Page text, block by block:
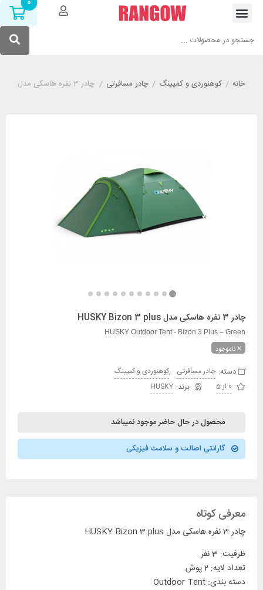
خانه/ کوهنوردی و کمپینگ/ چادر مسافرتی/ چادر 3 نفره هاسکی مدل HUSKY Bizon 3 plus
چادر 3 نفره هاسکی مدل HUSKY Bizon 3 plus
ناموجود
HUSKY Outdoor Tent - Bizon 3 Plus – Green
دسته: چادر مسافرتی
کوهنوردی و کمپینگ
0 از 5
HUSKY
محصول در حال حاضر موجود نمیباشد
گارانتی اصالت و سلامت فیزیکی
معرفی کوتاه
چادر 3 نفره هاسکی مدل HUSKY Bizon 3 plus
ظرفیت: 3 نفر
تعداد لایه: 2 پوش
دسته بندی: Outdoor Tent